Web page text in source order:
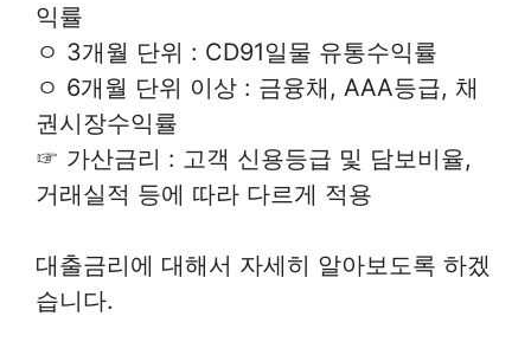
익률
ㅇ 3개월 단위 : CD91일물 유통수익률
ㅇ 6개월 단위 이상 : 금융채, AAA등급, 채
권시장수익률
☞ 가산금리 : 고객 신용등급 및 담보비율,
거래실적 등에 따라 다르게 적용
대출금리에 대해서 자세히 알아보도록 하겠
습니다.